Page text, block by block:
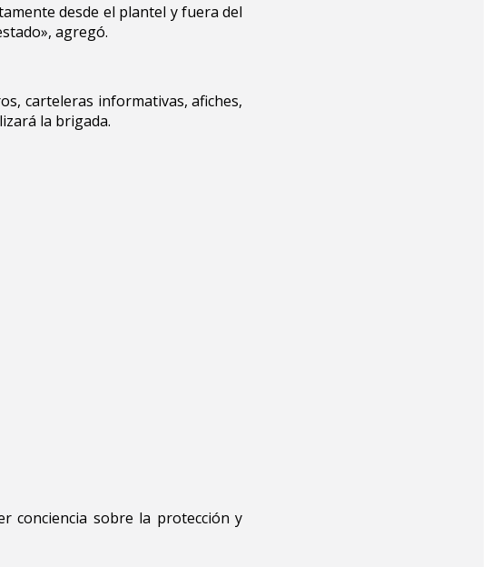
desde el plantel y fuera del
agregó.
carteleras informativas, afiches,
la brigada.
conciencia sobre la protección y